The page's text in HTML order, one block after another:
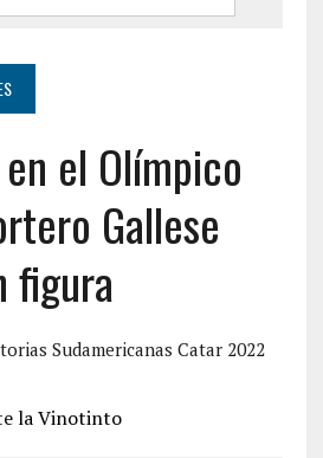
el Olímpico
Gallese
figura
Sudamericanas Catar 2022